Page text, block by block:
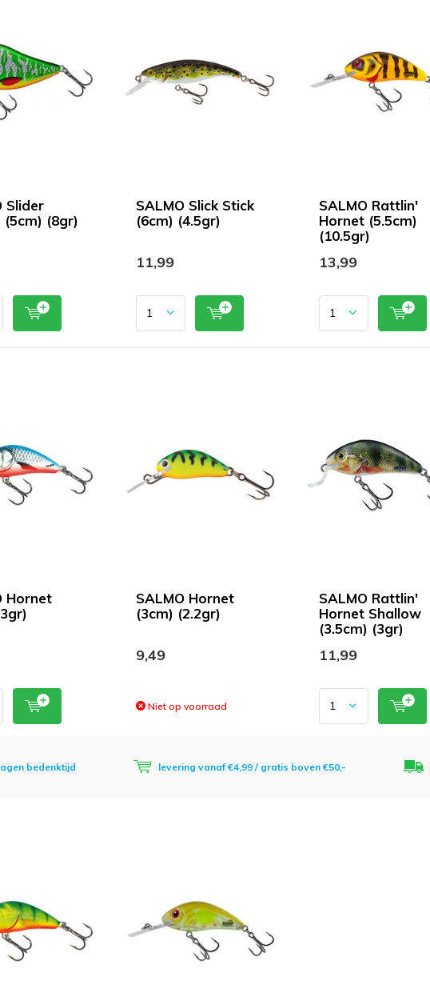
Slider
(5cm) (8gr)
SALMO Slick Stick
(6cm) (4.5gr)
11,99
SALMO Rattlin'
Hornet (5.5cm)
(10.5gr)
13,99
Hornet
SALMO Hornet
(3cm) (2.2gr)
9,49
Niet op voorraad
SALMO Rattlin'
Hornet Shallow
(3.5cm) (3gr)
11,99
bedenktijd levering vanaf €4,99 / gratis boven €50,-